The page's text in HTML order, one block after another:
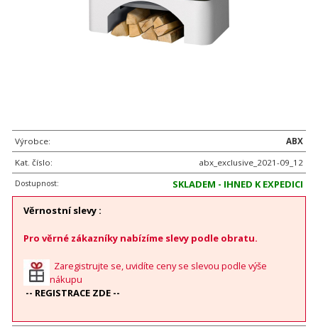
Výrobce:
ABX
Kat. číslo:
abx_exclusive_2021-09_12
Dostupnost:
SKLADEM - IHNED K EXPEDICI
Věrnostní slevy :
Pro věrné zákazníky nabízíme slevy podle obratu.
Zaregistrujte se, uvidíte ceny se slevou podle výše
nákupu
-- REGISTRACE ZDE --